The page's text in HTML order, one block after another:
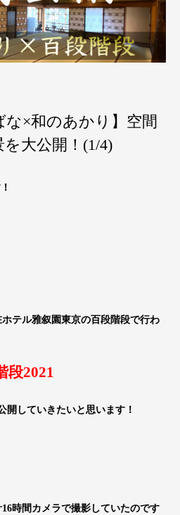
×和のあかり】空間
大公開！(1/4)
テル雅叙園東京の百段階段で行わ
段2021
開していきたいと思います！
時間カメラで撮影していたのです